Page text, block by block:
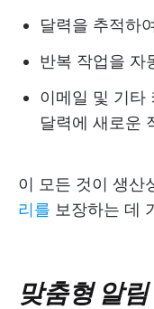
달력을 추적하
반복 작업을 자
이메일 및 기타
달력에 새로운
이 모든 것이 생산
리를 보장하는 데
맞춤형 알림